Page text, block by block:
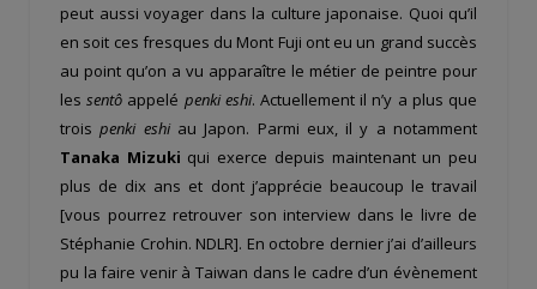
peut aussi voyager dans la culture japonaise. Quoi qu’il
en soit ces fresques du Mont Fuji ont eu un grand succès
au point qu’on a vu apparaître le métier de peintre pour
lessentô appelé penki eshi. Actuellement il n’y a plus que
troispenki eshiau Japon. Parmi eux, il y a notamment
Tanaka Mizuki qui exerce depuis maintenant un peu
plus de dix ans et dont j’apprécie beaucoup le travail
[vous pourrez retrouver son interview dans le livre de
Stéphanie Crohin. NDLR]. En octobre dernier j’ai d’ailleurs
pu la faire venir à Taiwan dans le cadre d’un évènement